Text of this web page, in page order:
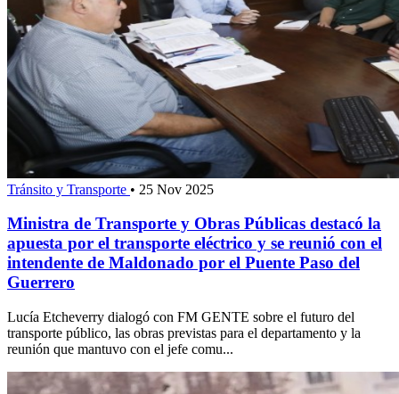
Tránsito y Transporte • 25 Nov 2025
Ministra de Transporte y Obras Públicas destacó la
apuesta por el transporte eléctrico y se reunió con el
intendente de Maldonado por el Puente Paso del
Guerrero
Lucía Etcheverry dialogó con FM GENTE sobre el futuro del
transporte público, las obras previstas para el departamento y la
reunión que mantuvo con el jefe comu...